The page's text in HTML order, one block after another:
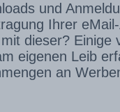
und
Ihrer
dieser? Einige
eigenen Leib
an